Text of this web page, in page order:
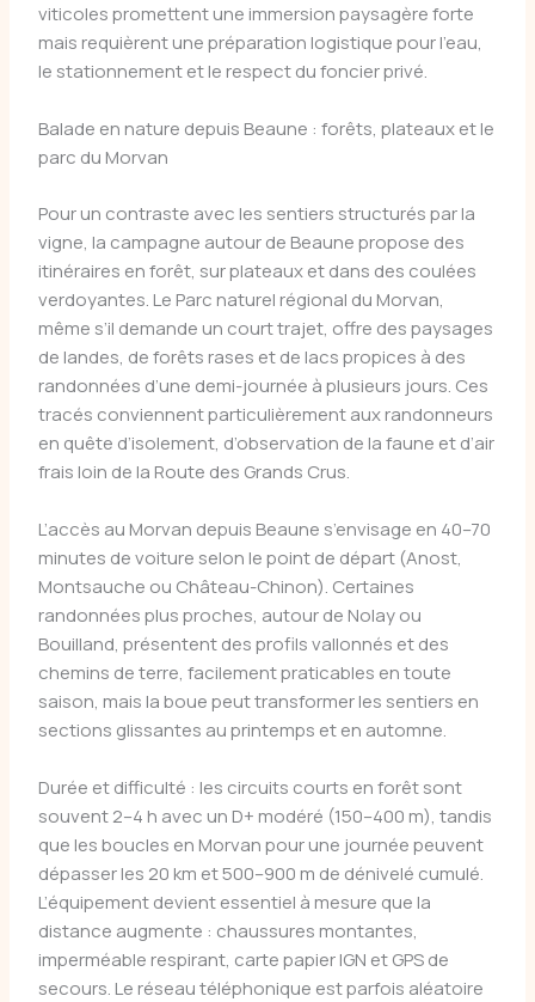
viticoles promettent une immersion paysagère forte
mais requièrent une préparation logistique pour l’eau,
le stationnement et le respect du foncier privé.
Balade en nature depuis Beaune : forêts, plateaux et le
parc du Morvan
Pour un contraste avec les sentiers structurés par la
vigne, la campagne autour de Beaune propose des
itinéraires en forêt, sur plateaux et dans des coulées
verdoyantes. Le Parc naturel régional du Morvan,
même s’il demande un court trajet, offre des paysages
de landes, de forêts rases et de lacs propices à des
randonnées d’une demi-journée à plusieurs jours. Ces
tracés conviennent particulièrement aux randonneurs
en quête d’isolement, d’observation de la faune et d’air
frais loin de la Route des Grands Crus.
L’accès au Morvan depuis Beaune s’envisage en 40–70
minutes de voiture selon le point de départ (Anost,
Montsauche ou Château-Chinon). Certaines
randonnées plus proches, autour de Nolay ou
Bouilland, présentent des profils vallonnés et des
chemins de terre, facilement praticables en toute
saison, mais la boue peut transformer les sentiers en
sections glissantes au printemps et en automne.
Durée et difficulté : les circuits courts en forêt sont
souvent 2–4 h avec un D+ modéré (150–400 m), tandis
que les boucles en Morvan pour une journée peuvent
dépasser les 20 km et 500–900 m de dénivelé cumulé.
L’équipement devient essentiel à mesure que la
distance augmente : chaussures montantes,
imperméable respirant, carte papier IGN et GPS de
secours. Le réseau téléphonique est parfois aléatoire